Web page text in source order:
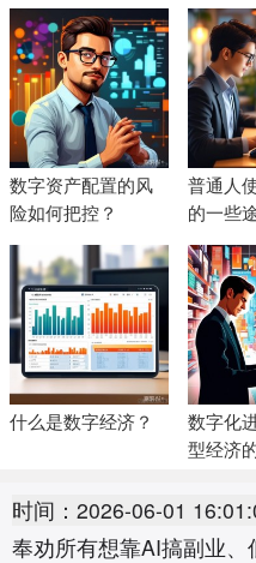
数字资产配置的风
险如何把控？
普通人
的一些
事项
什么是数字经济？
数字化
型经济
时间：2026-06-01
奉劝所有想靠AI搞副业